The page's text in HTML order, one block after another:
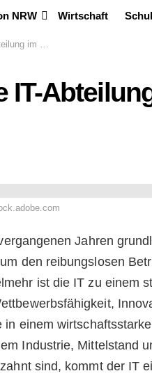
NRW Wirtschaft
IT-
Jahren
den reibungslosen
ist die IT zu einem
einem
Industrie, Mittelstand
sind, kommt der IT